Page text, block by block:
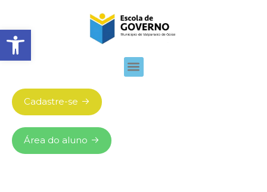
Abrir barra de ferramentas
Cadastre-se
Área do aluno